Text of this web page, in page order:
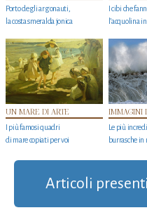
Porto degli argonauti,
la costa smeralda jonica
I cibi che
l’acquolina
UN MARE DI ARTE
I più famosi quadri
di mare copiati per voi
IMMAGINI
Le più
burrasche in
Articoli